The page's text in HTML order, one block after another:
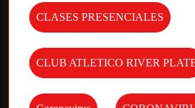
CLASES PRESENCIALES
CLUB ATLETICO RIVER